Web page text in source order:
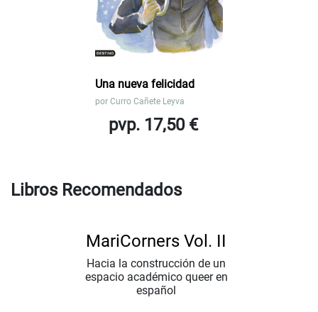
Una nueva felicidad
por Curro Cañete Leyva
pvp. 17,50 €
Libros Recomendados
MariCorners Vol. II
Hacia la construcción de un
espacio académico queer en
español